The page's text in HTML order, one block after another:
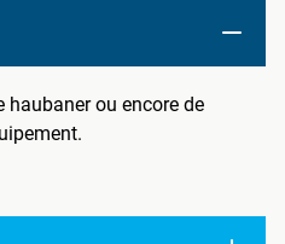
haubaner ou encore de